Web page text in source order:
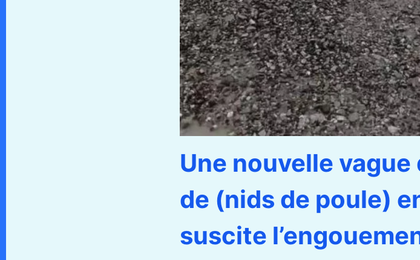
Une nouvelle
de (nids de poule)
suscite